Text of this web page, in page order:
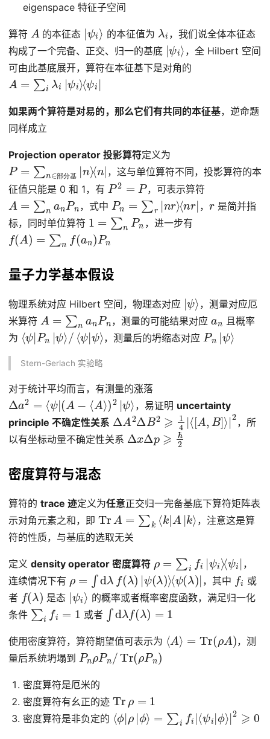
eigenspace 特征子空间
算符 A 的本征态 |ψi ⟩ 的本征值为 λ
，我们说全体本征态
构成了一个完备、正交、归一的基底 |ψi ⟩ ，全 Hilbert 空间
可由此基底展开，算符在本征基下是对角的
A= ∑ λi|ψi⟩ ⟨ ψi
如果两个算符是对易的，那么它们有共同的本征基，逆命题
同样成立
Projection operator 投影算符定义为
P= ∑ n∈ 部分基 n
⟨n
，这与单位算符不同，投影算符的本
征值只能是 0 和 1，有 P2 ，可表示算符
A= ∑ nan P ，式中 Pn ∑r|n ⟩ ⟨ nr| ，
是简并指
标，同时单位算符 1 = ∑ nPn ，进一步有
f(A )=∑nf(a n)P
量子力学基本假设
物理系统对应 Hilbert 空间，物理态对应 |ψ⟩ ，测量对应厄
米算符 A=∑ nan ，测量的可能结果对应an
且概率
为 ⟨ ψ| P | ψ⟩/⟨ψ |
ψ⟩ ，测量后的坍缩态对应 Pn|
ψ
Stern-Gerlach 实验略
对于统计平均而言，有测量的涨落
Δa2= ⟨ ψ|(A−⟨ A⟩) 2|ψ⟩ ，易证明 uncertainty
principle 不确定性关系 ΔA2Δ B2⩾14 | [ A ,B ]⟩|2
，所
以有坐标动量不确定性关系 Δ Δp ⩾ℏ
密度算符与混态
算符的 trace 迹定义为任意正交归一完备基底下算符矩阵表
示对角元素之和，即 TrA = k⟨k|A|k⟩
，注意这是算
符的性质，与基底的选取无关
定义 density operator 密度算符 ifi| ψi ⟨ ψ i |
，
连续情况下有
ρ= λ f (λ )|ψ(λ)⟩⟨ψ( λ)| ，其中 fi 或
者 f(λ ) 是态 |ψi ⟩ 的概率或者概率密度函数，满足归一化
条件 ∑if i = 或者 ∫dλf(λ)= 1
使用密度算符，算符期望值可表示为 ⟨ A⟩ Tr(ρ A
，测
量后系统坍塌到
PnρP / Tr(ρ Pn )
密度算符是厄米的
密度算符有幺正的迹 Tr
密度算符是非负定的 ⟨ ϕ|ρ | ϕ ∑ifi| ψ i | ϕ ⟩| 2⩾0